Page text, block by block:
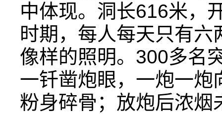
中体现。洞长616米，
时期，每人每天只有
像样的照明。300多名
一钎凿炮眼，一炮一炮
粉身碎骨；放炮后浓烟